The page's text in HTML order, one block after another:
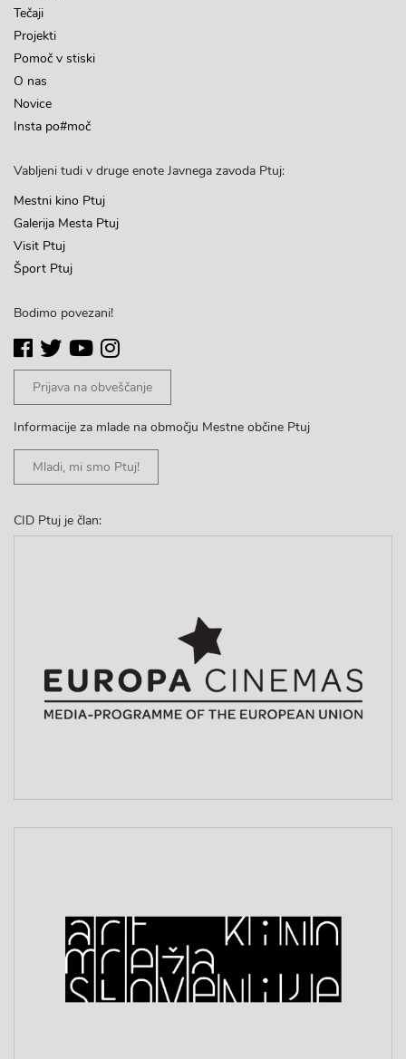
Tečaji
Projekti
Pomoč v stiski
O nas
Novice
Insta po#moč
Vabljeni tudi v druge enote Javnega zavoda Ptuj:
Mestni kino Ptuj
Galerija Mesta Ptuj
Visit Ptuj
Šport Ptuj
Bodimo povezani!
Prijava na obveščanje
Informacije za mlade na območju Mestne občine Ptuj
Mladi, mi smo Ptuj!
CID Ptuj je član: